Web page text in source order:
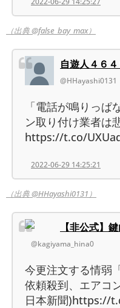
（出典 @false_bay_max）
自遊人４６４
@HHayashi0131
「電話が鳴りっぱ
ン取り付け業者は
https://t.co/
2022-06-29 14:25:21
（出典 @HHayashi0131）
【非公式】
@kagiyama_hina0
今更注文する情弱
依頼殺到、エアコ
日本新聞)https://